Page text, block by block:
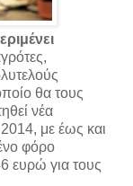
θα τους
νέα
με έως και
φόρο
ευρώ για τους